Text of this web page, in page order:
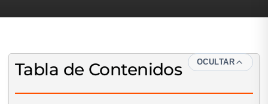
Tabla de Contenidos OCULTAR